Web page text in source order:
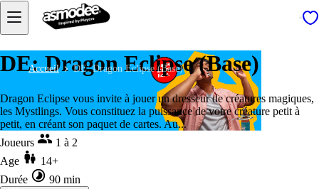
Accueil DE: Dragon Eclipse (Base)
DE: Dragon Eclipse (Base)
Dragon Eclipse vous invite à jouer un dresseur de créatures magiques,
les Mystlings. Vous constituez la puissance de votre créature petit à
petit, en créant son paquet de cartes. Au...
Joueurs
1 à 2
Age
14+
Durée
90 min